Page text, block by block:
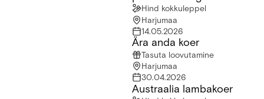
Hind kokkuleppel
Harjumaa
14.05.2026
Ära anda koer
Tasuta loovutamine
Harjumaa
30.04.2026
Austraalia lambakoer